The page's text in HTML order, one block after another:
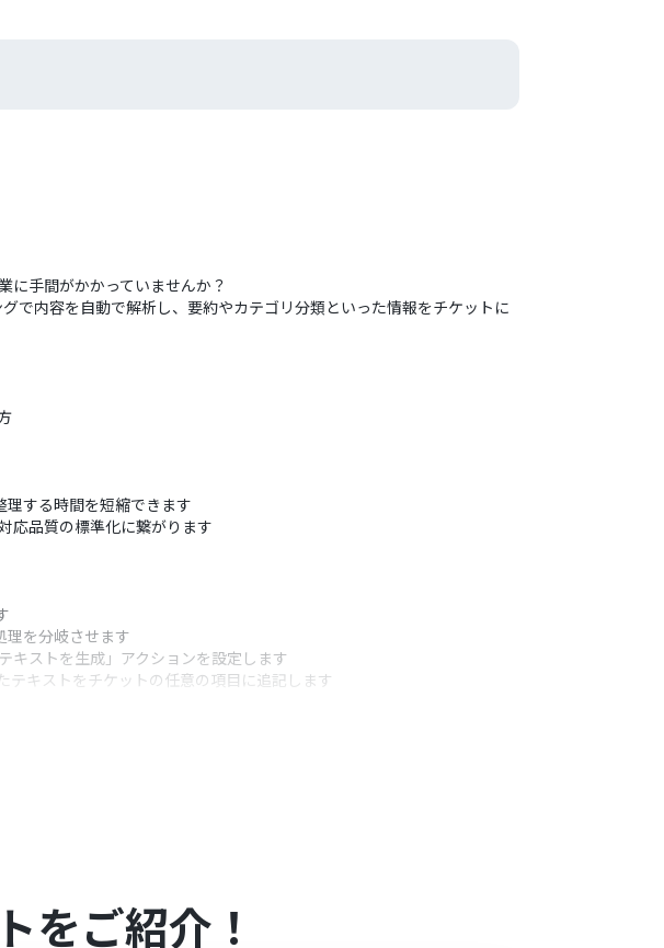
に手間がかかっていませんか？
で内容を自動で解析し、要約やカテゴリ分類といった情報をチケットに
する時間を短縮できます
応品質の標準化に繋がります
理を分岐させます
キストを生成」アクションを設定します
キストをチケットの任意の項目に追記します
をご紹介！